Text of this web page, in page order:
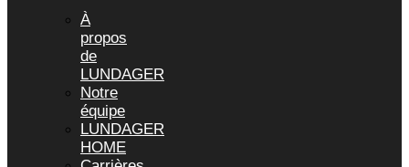
À
propos
de
LUNDAGER
Notre
équipe
LUNDAGER
HOME